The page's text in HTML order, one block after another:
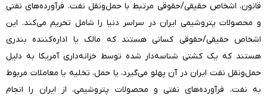
قانون، اشخاص حقیقی/حقوقی مرتبط با حمل‌ونقل نفت، فرآورده‌های نفتی
و محصولات پتروشیمی ایران در سراسر دنیا را شامل تحریم می‌کند. این
اشخاص حقیقی/حقوقی کسانی هستند که مالک یا اداره‌کننده بندری
هستند که یک کشتی شناسه‌دار شده توسط خزانه‌داری آمریکا به دلیل
حمل‌ونقل نفت ایران در آن پهلو می‌گیرد، یا حمل، تخلیه یا معاملات مربوط
به نفت، فرآورده‌های نفتی و محصولات پتروشیمی، از ایران را انجام